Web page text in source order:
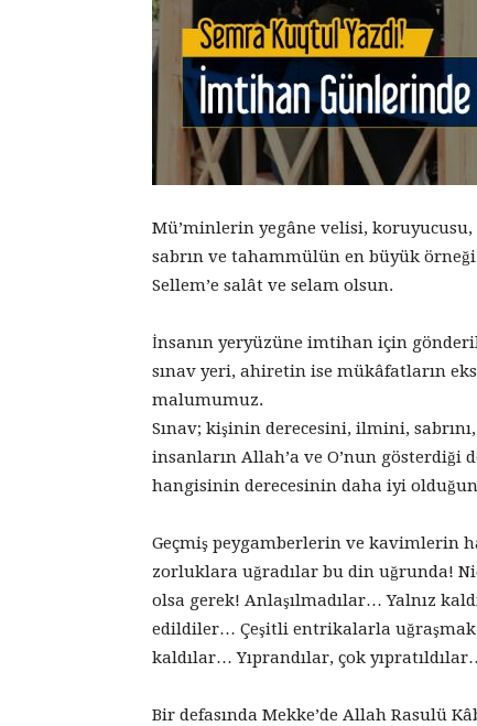
Mü’minlerin yegâne velisi,
sabrın ve tahammülün en büyük
Sellem’e salât ve selam olsun.
İnsanın yeryüzüne imtihan için
sınav yeri, ahiretin ise mükâfatların
malumumuz.
Sınav; kişinin derecesini, ilmini,
insanların Allah’a ve O’nun
hangisinin derecesinin daha iyi
Geçmiş peygamberlerin ve kavimlerin
zorluklara uğradılar bu din uğrunda!
olsa gerek! Anlaşılmadılar… Yalnız
edildiler… Çeşitli entrikalarla uğraşmak
kaldılar… Yıprandılar, çok
Bir defasında Mekke’de Allah Rasulü